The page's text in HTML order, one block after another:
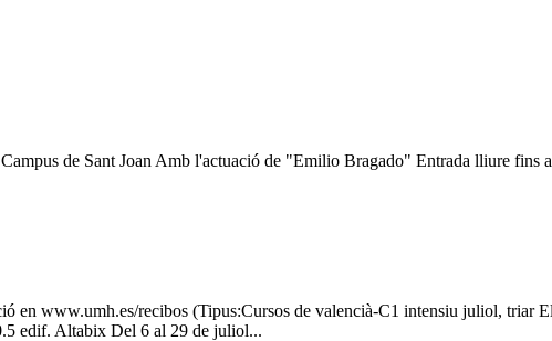
de Sant Joan Amb l'actuació de "Emilio Bragado" Entrada lliure fins
en www.umh.es/recibos (Tipus:Cursos de valencià-C1 intensiu juliol, triar
edif. Altabix Del 6 al 29 de juliol...